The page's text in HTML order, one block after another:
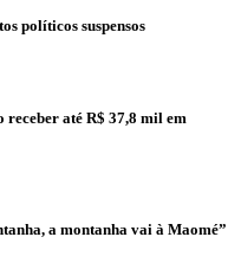
políticos suspensos
receber até R$ 37,8 mil em
a montanha vai à Maomé”